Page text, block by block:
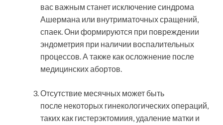
вас важным станет исключение синдрома
Ашермана или внутриматочных сращений,
спаек. Они формируются при повреждении
эндометрия при наличии воспалительных
процессов. А также как осложнение после
медицинских абортов.
Отсутствие месячных может быть
после некоторых гинекологических операций,
таких как гистерэктомиия, удаление матки и